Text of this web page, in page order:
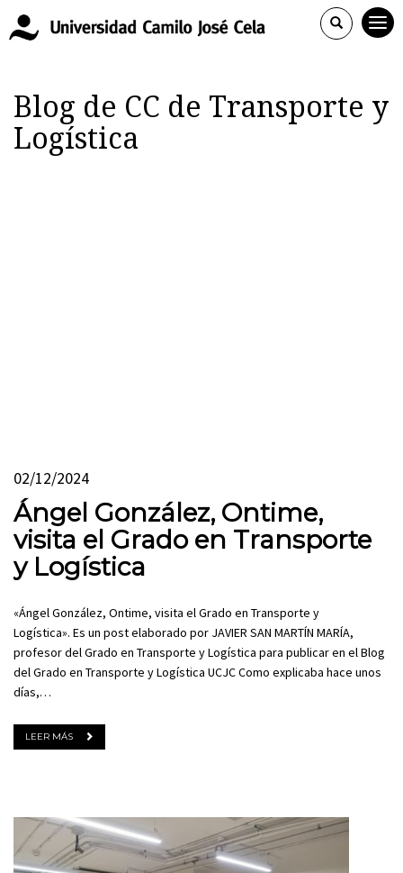
Blog de CC de Transporte y
Logística
02/12/2024
Ángel González, Ontime,
visita el Grado en Transporte
y Logística
«Ángel González, Ontime, visita el Grado en Transporte y
Logística». Es un post elaborado por JAVIER SAN MARTÍN MARÍA,
profesor del Grado en Transporte y Logística para publicar en el Blog
del Grado en Transporte y Logística UCJC Como explicaba hace unos
días,…
LEER MÁS